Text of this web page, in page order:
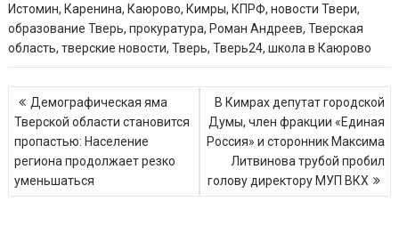
Истомин, Каренина, Каюрово, Кимры, КПРФ,новости Твери,
образование Тверь,прокуратура, Роман Андреев,Тверская
область,тверские новости,Тверь,Тверь24,школа в Каюрово
Навигация
по
записям
Демографическая яма
Тверской области становится
пропастью: Население
региона продолжает резко
уменьшаться
В Кимрах депутат городской
Думы, член фракции «Единая
Россия» и сторонник Максима
Литвинова трубой пробил
голову директору МУП ВКХ